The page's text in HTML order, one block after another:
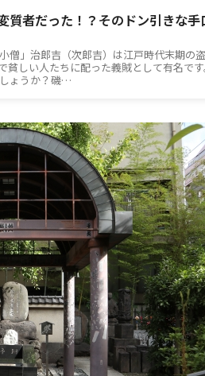
質者だった！？そのドン引きな手
僧」治郎吉（次郎吉）は江戸時代末期の
貧しい人たちに配った義賊として有名で
ょうか？磯…